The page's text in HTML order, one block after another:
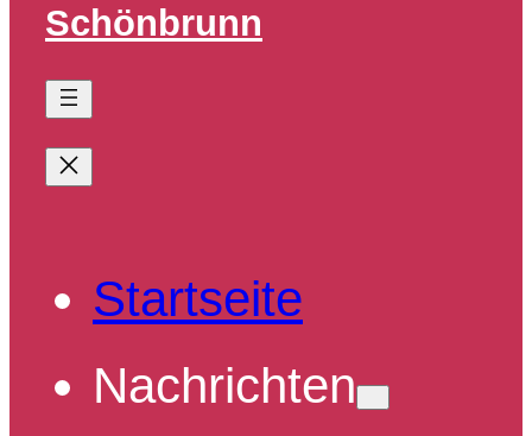
Schönbrunn
Startseite
Nachrichten